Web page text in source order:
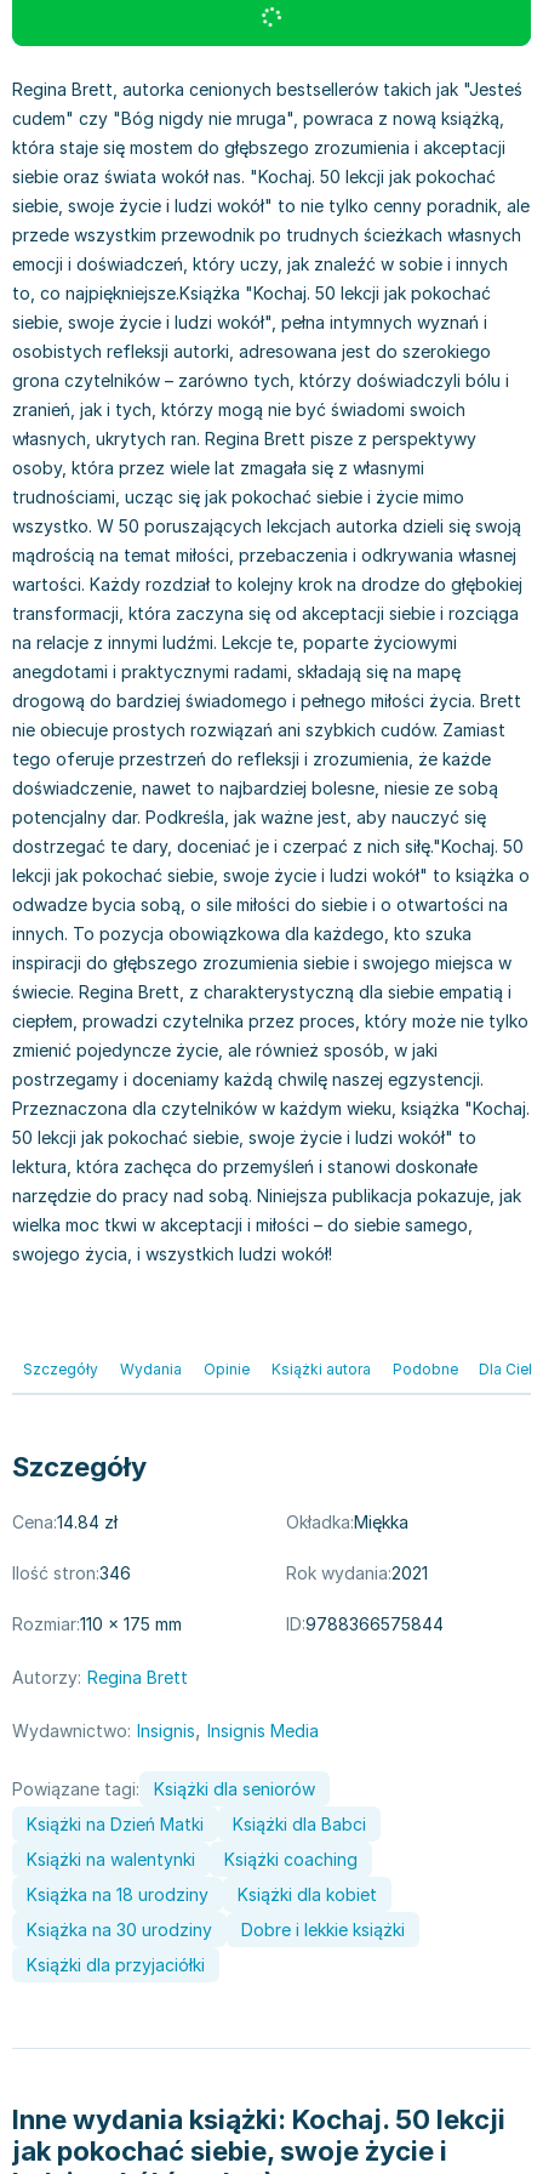
Książki: Prawo konstytucyjne
Książki: Prawo międzynarodowe
Książki: Prawo - orzecznictwo
Książki: Prawo pracy
Książki: Prawo Unii Europejskiej
Teksty aktów prawnych
Książki medyczne i naukowe
Chemia - książki
Książki o fizyce i astronomii
Geografia - książki
Inne
Książki do matematyki
Książki medyczne
Książki do nauk przyrodniczych
Technika, inżynieria, technologia - książki, podręczniki -
nauki ścisłe
Książki do nauk społecznych i humanistycznych
Filologia - książki
Książki filozoficzne
Inne
Kulturoznawstwo, antropologia - książki
Książki o naukach politycznych
Książki pedagogiczne
Psychologia - książki
Socjologia - książki
Książki: Religie i wyznania
Książki: Buddyzm
Książki: Chrześcijaństwo
Książki: Islam
Książki: Judaizm
Książki: Rozwój osobisty
Inne
Książki: Kariera i sukces
Książki: Psychologia, motywacja
Książki: Historia sztuki
Książki o architekturze
Książki: Sztuka użytkowa
Książki: Sztuki wizualne
Inne
Książki: bajki dla dzieci 3-5 lat
Kolorowanki i książki do naklejania 3-5 lat
Książki do nauki języków obcych 3-5 lat
Książki do nauki pisania i liczenia 3-5 lat
Książki grające, z puzzlami i magnesami 3-5 lat
Kreatywne i aktywizujące książki dla dzieci 3-5 lat
Poznawanie świata dla dzieci 3-5 lat - książki
Książki o zainteresowaniach dla dzieci 3-5 lat
Książki dla dzieci 6-8 lat
Książki do nauki czytania 6-8 lat
Książki do nauki języków obcych 6-8 lat
Książki do nauki pisania i liczenia 6-8 lat
Kreatywne i aktywizujące książki dla dzieci 6-8 lat
Literatura dla dzieci 6-8 lat
Poznawanie świata dla dzieci 6-8 lat - książki
Książki o zainteresowaniach dla dzieci 6-8 lat
Książki dla dzieci 9-12 lat
Książki edukacyjne dla dzieci 9-12 lat
Literatura dla dzieci 9-12 lat
Poznawanie świata dla dzieci 9-12 lat - książki
Książki o zainteresowaniach dla dzieci 9-12 lat
Książki dla młodzieży
Literatura dla młodzieży
Literatura popularno-naukowa
Społeczeństwo i rozwój osobisty - książki
Lektury i pomoce szkolne
Lektury do gimnazjów i szkół średnich
Lektury do szkoły podstawowej
Szkoły wyższe - książki
Bibliotekoznawstwo - książki
Książki o ekonomii i finansach - szkoły wyższe
Książki do filologii - szkoły wyższe
Książki medyczne dla studentów
Nauki historyczne - książki
Książki o naukach politycznych dla studentów
Książki do nauk przyrodniczych dla studentów
Książki do nauk społecznych dla studentów
Książki do nauk ścisłych dla studentów
Prawo - książki dla studentów
Podręczniki dla nauczycieli - metodyka
Kuchnia i diety - książki
Autorskie książki kucharskie
Ciasta, desery, wypieki - książki
Diety, zdrowe żywienie - książki
Książki kucharskie
Kuchnia polska - książki
Napoje - książki
Książki: Poradniki
Inne
Książki: Dom, ogród - poradniki
Książki: Hobby - poradniki
Książki: Moda, uroda, savoir vivre - poradniki
Książki pamiątkowe
Pozostałe książki
Andrzej Sapkowski
Stephenie Meyer
Robert Ludlum
Maria Czubaszek
Nora Roberts
Mario Vargas Llosa
Katarzyna Grochola
Ewa Nowak
Robin Cook
Carlos Ruiz Zafon
Konrad Gaca
Jerzy Zięba
Jodi Picoult
Dorota Terakowska
Abbi Glines
Alfred Szklarski
Stefan Żeromski
Henryk Sienkiewicz
Juliusz Słowacki
Jacek Piekara
Meg Cabot
James Rollins
Maria Konopnicka
Paulo Coelho
Rick Riordan
John Flanagan
Graham Masterton
Astrid Lindgren
Anna Ficner-Ogonowska
Federico Moccia
Harlan Coben
Katarzyna Michalak
Daniel Defoe
Dan Brown
Bolesław Prus
Clive Cussler
Wanda Chotomska
Józef Ignacy Kraszewski
Clive Staples Lewis
Jaś Kapela
Jan Pietrzak
Piotr Zychowicz
Jan Piński
Agata Passent
Jo Nesbo
Katarzyna Miller
Lew Tołstoj
Mark Twain
Marcin Meller
Paulina Młynarska
Piotr Semka
Jarosław Iwaszkiewicz
Regina Brett, autorka cenionych bestsellerów takich jak "Jesteś
cudem" czy "Bóg nigdy nie mruga", powraca z nową książką,
która staje się mostem do głębszego zrozumienia i akceptacji
siebie oraz świata wokół nas. "Kochaj. 50 lekcji jak pokochać
siebie, swoje życie i ludzi wokół" to nie tylko cenny poradnik, ale
przede wszystkim przewodnik po trudnych ścieżkach własnych
emocji i doświadczeń, który uczy, jak znaleźć w sobie i innych
to, co najpiękniejsze.Książka "Kochaj. 50 lekcji jak pokochać
siebie, swoje życie i ludzi wokół", pełna intymnych wyznań i
osobistych refleksji autorki, adresowana jest do szerokiego
grona czytelników – zarówno tych, którzy doświadczyli bólu i
zranień, jak i tych, którzy mogą nie być świadomi swoich
własnych, ukrytych ran. Regina Brett pisze z perspektywy
osoby, która przez wiele lat zmagała się z własnymi
trudnościami, ucząc się jak pokochać siebie i życie mimo
wszystko. W 50 poruszających lekcjach autorka dzieli się swoją
mądrością na temat miłości, przebaczenia i odkrywania własnej
wartości. Każdy rozdział to kolejny krok na drodze do głębokiej
transformacji, która zaczyna się od akceptacji siebie i rozciąga
na relacje z innymi ludźmi. Lekcje te, poparte życiowymi
anegdotami i praktycznymi radami, składają się na mapę
drogową do bardziej świadomego i pełnego miłości życia. Brett
nie obiecuje prostych rozwiązań ani szybkich cudów. Zamiast
tego oferuje przestrzeń do refleksji i zrozumienia, że każde
doświadczenie, nawet to najbardziej bolesne, niesie ze sobą
potencjalny dar. Podkreśla, jak ważne jest, aby nauczyć się
dostrzegać te dary, doceniać je i czerpać z nich siłę."Kochaj. 50
lekcji jak pokochać siebie, swoje życie i ludzi wokół" to książka o
odwadze bycia sobą, o sile miłości do siebie i o otwartości na
innych. To pozycja obowiązkowa dla każdego, kto szuka
inspiracji do głębszego zrozumienia siebie i swojego miejsca w
świecie. Regina Brett, z charakterystyczną dla siebie empatią i
ciepłem, prowadzi czytelnika przez proces, który może nie tylko
zmienić pojedyncze życie, ale również sposób, w jaki
postrzegamy i doceniamy każdą chwilę naszej egzystencji.
Przeznaczona dla czytelników w każdym wieku, książka "Kochaj.
50 lekcji jak pokochać siebie, swoje życie i ludzi wokół" to
lektura, która zachęca do przemyśleń i stanowi doskonałe
narzędzie do pracy nad sobą. Niniejsza publikacja pokazuje, jak
wielka moc tkwi w akceptacji i miłości – do siebie samego,
swojego życia, i wszystkich ludzi wokół!
Szczegóły Wydania Opinie Książki autora Podobne Dla
Szczegóły
Cena:14.84 zł Okładka:Miękka
Ilość stron:346 Rok wydania:2021
Rozmiar:110 × 175 mm ID:9788366575844
Autorzy: Regina Brett
Wydawnictwo: Insignis, Insignis Media
Powiązane tagi:
Książki dla seniorów
Książki na Dzień Matki
Książki dla Babci
Książki na walentynki
Książki coaching
Książka na 18 urodziny
Książki dla kobiet
Książka na 30 urodziny
Dobre i lekkie książki
Książki dla przyjaciółki
Inne wydania książki: Kochaj. 50 lekcji
jak pokochać siebie, swoje życie i